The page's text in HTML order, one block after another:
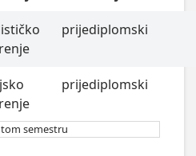
prijediplomski
prijediplomski
semestru